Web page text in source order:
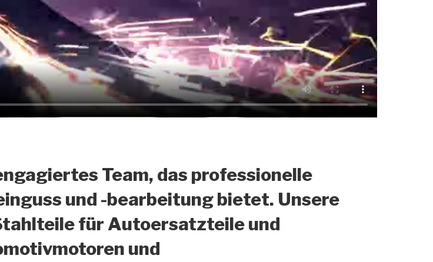
Team, das professionelle
und -bearbeitung bietet. Unsere
für Autoersatzteile und
und